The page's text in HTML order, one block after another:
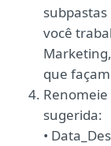
você
que
sugerida:
•